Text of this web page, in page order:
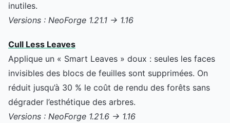
inutiles.
Versions : NeoForge 1.21.1 → 1.16
Cull Less Leaves
Applique un « Smart Leaves » doux : seules les faces
invisibles des blocs de feuilles sont supprimées. On
réduit jusqu’à 30 % le coût de rendu des forêts sans
dégrader l’esthétique des arbres.
Versions : NeoForge 1.21.6 → 1.16